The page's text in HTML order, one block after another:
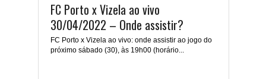
FC Porto x Vizela ao vivo
30/04/2022 – Onde assistir?
FC Porto x Vizela ao vivo: onde assistir ao jogo do
próximo sábado (30), às 19h00 (horário...